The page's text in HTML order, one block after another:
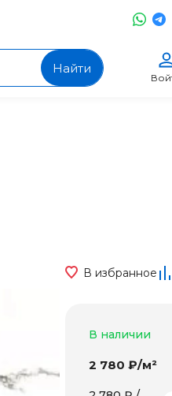
Найти
В избранное
В наличии
2 780 ₽/м²